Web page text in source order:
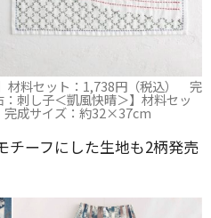
材料セット：1,738円（税込） 完
刺し子＜凱風快晴＞】材料セッ
成サイズ：約32×37cm
チーフにした生地も2柄発売